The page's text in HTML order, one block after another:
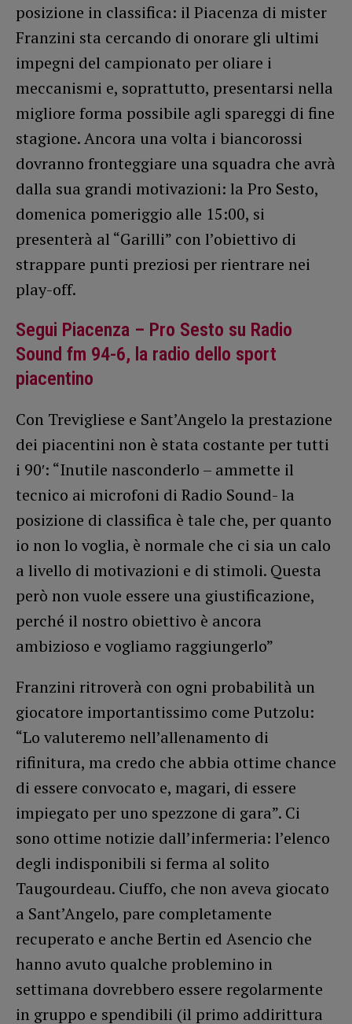
posizione in classifica: il Piacenza di mister
Franzini sta cercando di onorare gli ultimi
impegni del campionato per oliare i
meccanismi e, soprattutto, presentarsi nella
migliore forma possibile agli spareggi di fine
stagione. Ancora una volta i biancorossi
dovranno fronteggiare una squadra che avrà
dalla sua grandi motivazioni: la Pro Sesto,
domenica pomeriggio alle 15:00, si
presenterà al “Garilli” con l’obiettivo di
strappare punti preziosi per rientrare nei
play-off.
Segui Piacenza – Pro Sesto su Radio
Sound fm 94-6, la radio dello sport
piacentino
Con Trevigliese e Sant’Angelo la prestazione
dei piacentini non è stata costante per tutti
i 90′: “Inutile nasconderlo – ammette il
tecnico ai microfoni di Radio Sound- la
posizione di classifica è tale che, per quanto
io non lo voglia, è normale che ci sia un calo
a livello di motivazioni e di stimoli. Questa
però non vuole essere una giustificazione,
perché il nostro obiettivo è ancora
ambizioso e vogliamo raggiungerlo”
Franzini ritroverà con ogni probabilità un
giocatore importantissimo come Putzolu:
“Lo valuteremo nell’allenamento di
rifinitura, ma credo che abbia ottime chance
di essere convocato e, magari, di essere
impiegato per uno spezzone di gara”. Ci
sono ottime notizie dall’infermeria: l’elenco
degli indisponibili si ferma al solito
Taugourdeau. Ciuffo, che non aveva giocato
a Sant’Angelo, pare completamente
recuperato e anche Bertin ed Asencio che
hanno avuto qualche problemino in
settimana dovrebbero essere regolarmente
in gruppo e spendibili (il primo addirittura